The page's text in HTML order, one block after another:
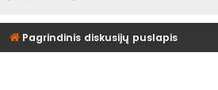
Pagrindinis diskusijų puslapis